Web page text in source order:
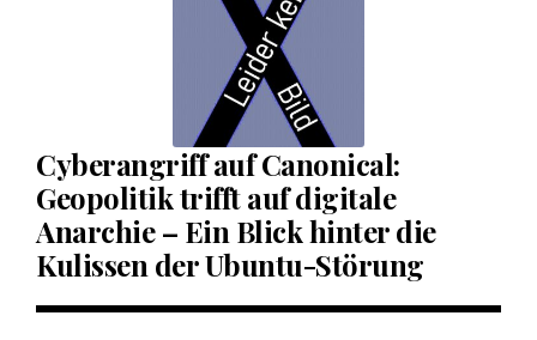
Cyberangriff auf Canonical:
Geopolitik trifft auf digitale
Anarchie – Ein Blick hinter die
Kulissen der Ubuntu-Störung